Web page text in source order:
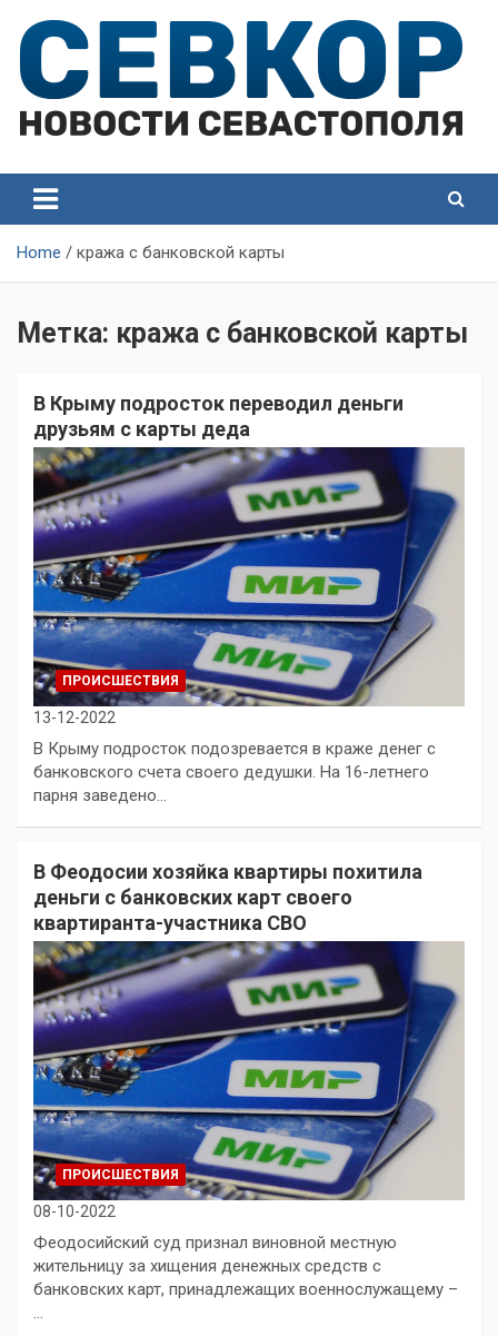
content
Севастополя
Севастополя
Home кража с банковской карты
Метка: кража с банковской карты
В Крыму подросток переводил деньги
друзьям с карты деда
ПРОИСШЕСТВИЯ
13-12-2022
В Крыму подросток подозревается в краже денег с
банковского счета своего дедушки. На 16-летнего
парня заведено…
В Феодосии хозяйка квартиры похитила
деньги с банковских карт своего
квартиранта-участника СВО
ПРОИСШЕСТВИЯ
08-10-2022
Феодосийский суд признал виновной местную
жительницу за хищения денежных средств с
банковских карт, принадлежащих военнослужащему –